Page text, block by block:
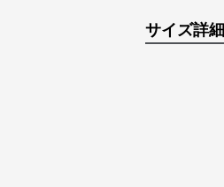
サイズ詳細